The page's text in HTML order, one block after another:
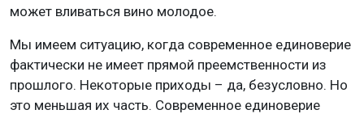
может вливаться вино молодое.
Мы имеем ситуацию, когда современное единоверие
фактически не имеет прямой преемственности из
прошлого. Некоторые приходы – да, безусловно. Но
это меньшая их часть. Современное единоверие